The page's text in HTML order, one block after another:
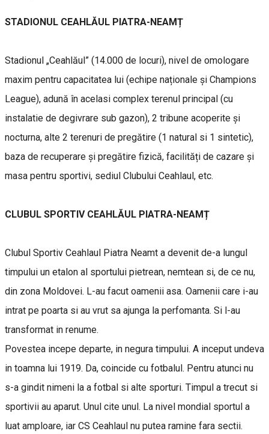
STADIONUL CEAHLĂUL PIATRA-NEAMȚ
Stadionul „Ceahlăul” (14.000 de locuri), nivel de omologare
maxim pentru capacitatea lui (echipe naționale și Champions
League), adună în acelasi complex terenul principal (cu
instalatie de degivrare sub gazon), 2 tribune acoperite și
nocturna, alte 2 terenuri de pregătire (1 natural si 1 sintetic),
baza de recuperare și pregătire fizică, facilități de cazare și
masa pentru sportivi, sediul Clubului Ceahlaul, etc.
CLUBUL SPORTIV CEAHLĂUL PIATRA-NEAMȚ
Clubul Sportiv Ceahlaul Piatra Neamt a devenit de-a lungul
timpului un etalon al sportului pietrean, nemtean si, de ce nu,
din zona Moldovei. L-au facut oamenii asa. Oamenii care i-au
intrat pe poarta si au vrut sa ajunga la perfomanta. Si l-au
transformat in renume.
Povestea incepe departe, in negura timpului. A inceput undeva
in toamna lui 1919. Da, coincide cu fotbalul. Pentru atunci nu
s-a gindit nimeni la a fotbal si alte sporturi. Timpul a trecut si
sportivii au aparut. Unul cite unul. La nivel mondial sportul a
luat amploare, iar CS Ceahlaul nu putea ramine fara sectii.